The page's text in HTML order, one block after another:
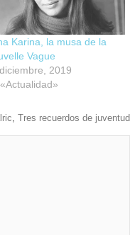
Karina, la musa de la
Vague
2019
, Tres recuerdos de juventud